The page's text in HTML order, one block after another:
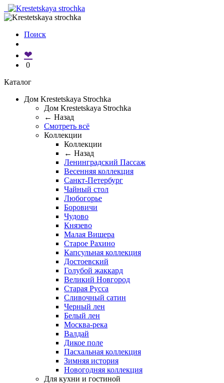
Поиск
❤
0
Каталог
Дом Krestetskaya Strochka
Дом Krestetskaya Strochka
← Назад
Смотреть всё
Коллекции
Коллекции
← Назад
Ленинградский Пассаж
Весенняя коллекция
Санкт-Петербург
Чайный стол
Любогорье
Боровичи
Чудово
Князево
Малая Вишера
Старое Рахино
Капсульная коллекция
Достоевский
Голубой жаккард
Великий Новгород
Старая Русса
Сливочный сатин
Черный лен
Белый лен
Москва-река
Валдай
Дикое поле
Пасхальная коллекция
Зимняя история
Новогодняя коллекция
Для кухни и гостиной